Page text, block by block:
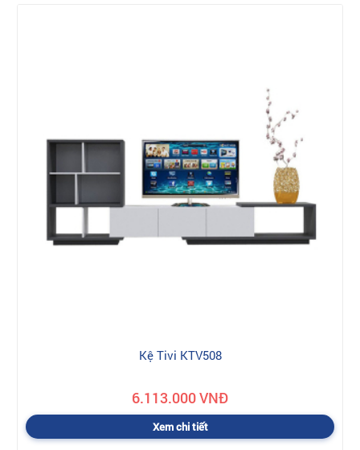
Kệ Tivi KTV508
6.113.000 VNĐ
Xem chi tiết